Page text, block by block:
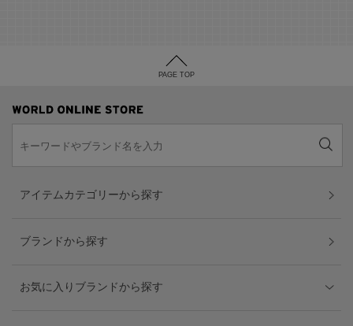
PAGE TOP
アイテムカテゴリーから探す
ブランドから探す
お気に入りブランドから探す